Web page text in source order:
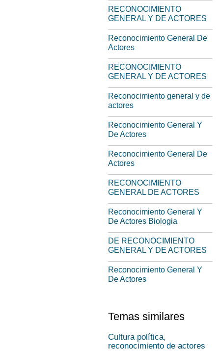
RECONOCIMIENTO
GENERAL Y DE ACTORES
Reconocimiento General De
Actores
RECONOCIMIENTO
GENERAL Y DE ACTORES
Reconocimiento general y de
actores
Reconocimiento General Y
De Actores
Reconocimiento General De
Actores
RECONOCIMIENTO
GENERAL DE ACTORES
Reconocimiento General Y
De Actores Biologia
DE RECONOCIMIENTO
GENERAL Y DE ACTORES
Reconocimiento General Y
De Actores
Temas similares
Cultura política,
reconocimiento de actores